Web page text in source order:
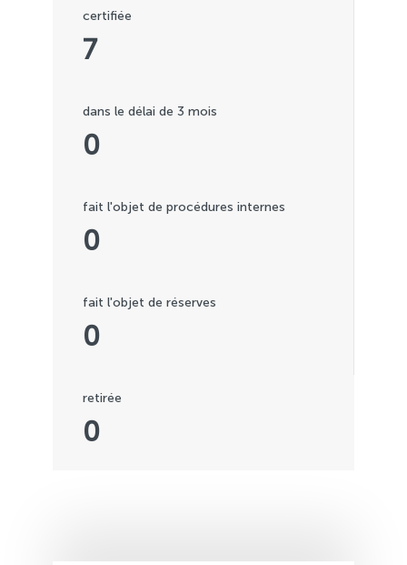
7
certifiée
0
dans le délai de 3 mois
0
fait l'objet de procédures internes
0
fait l'objet de réserves
0
retirée